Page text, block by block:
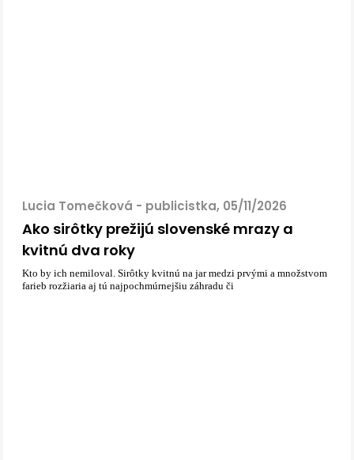
Lucia Tomečková - publicistka, 05/11/2026
Ako sirôtky prežijú slovenské mrazy a
kvitnú dva roky
Kto by ich nemiloval. Sirôtky kvitnú na jar medzi prvými a množstvom
farieb rozžiaria aj tú najpochmúrnejšiu záhradu či